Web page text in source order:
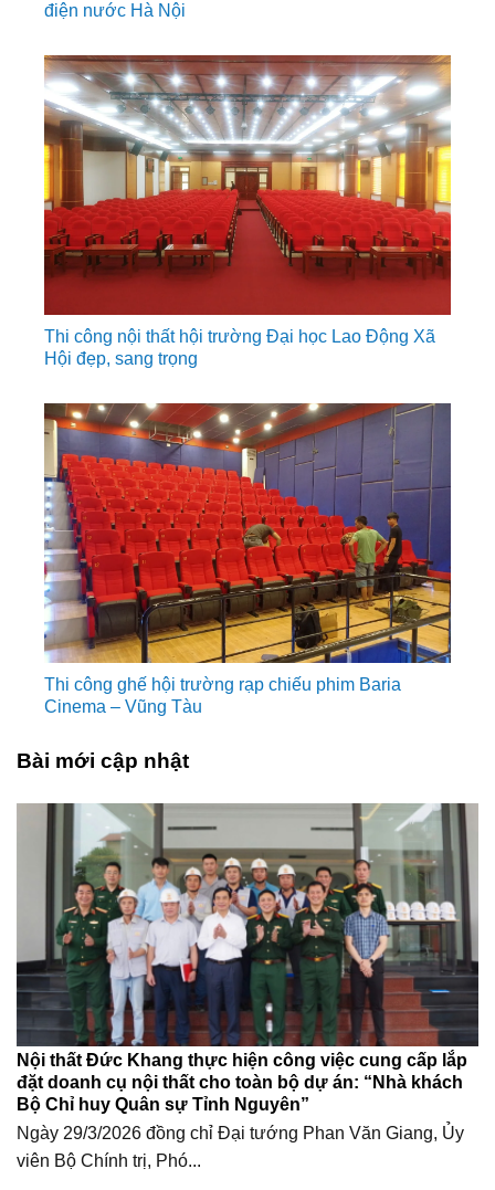
điện nước Hà Nội
Thi công nội thất hội trường Đại học Lao Động Xã
Hội đẹp, sang trọng
Thi công ghế hội trường rạp chiếu phim Baria
Cinema – Vũng Tàu
Bài mới cập nhật
Nội thất Đức Khang thực hiện công việc cung cấp lắp
đặt doanh cụ nội thất cho toàn bộ dự án: “Nhà khách
Bộ Chỉ huy Quân sự Tỉnh Nguyên”
Ngày 29/3/2026 đồng chỉ Đại tướng Phan Văn Giang, Ủy
viên Bộ Chính trị, Phó...